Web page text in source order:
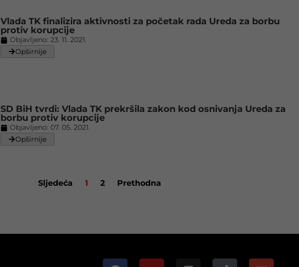
Vlada TK finalizira aktivnosti za početak rada Ureda za borbu
protiv korupcije
Objavljeno:23. 11. 2021.
Opširnije
SD BiH tvrdi: Vlada TK prekršila zakon kod osnivanja Ureda za
borbu protiv korupcije
Objavljeno: 07. 05. 2021.
Opširnije
Sljedeća 1 2 Prethodna